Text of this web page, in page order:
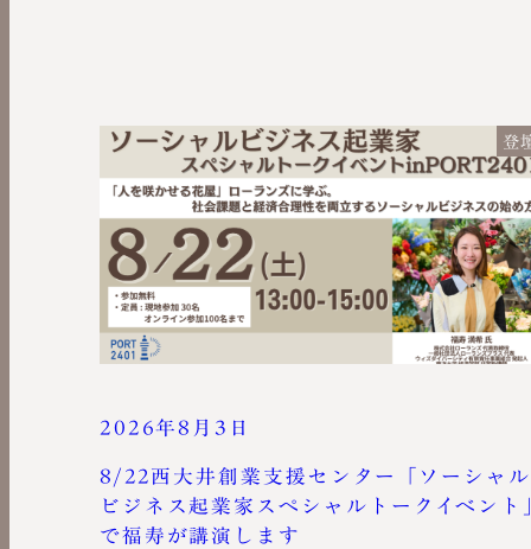
登
2026年8月3日
8/22西大井創業支援センター「ソーシャル
ビジネス起業家スペシャルトークイベント
で福寿が講演します